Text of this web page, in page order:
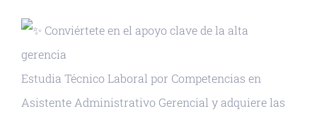
Conviértete en el apoyo clave de la alta
gerencia
Estudia Técnico Laboral por Competencias en
Asistente Administrativo Gerencial y adquiere las